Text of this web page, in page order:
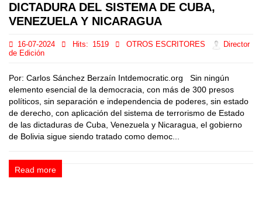
DICTADURA DEL SISTEMA DE CUBA,
VENEZUELA Y NICARAGUA
16-07-2024 Hits: 1519 OTROS ESCRITORES
Director
de Edición
Por: Carlos Sánchez Berzaín Intdemocratic.org Sin ningún
elemento esencial de la democracia, con más de 300 presos
políticos, sin separación e independencia de poderes, sin estado
de derecho, con aplicación del sistema de terrorismo de Estado
de las dictaduras de Cuba, Venezuela y Nicaragua, el gobierno
de Bolivia sigue siendo tratado como democ...
Read more